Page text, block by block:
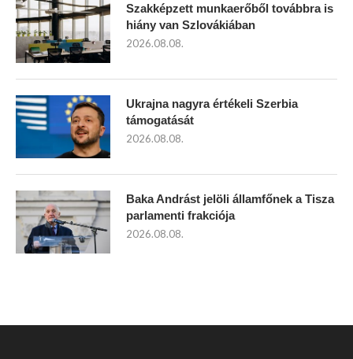
Szakképzett munkaerőből továbbra is
hiány van Szlovákiában
2026.08.08.
Ukrajna nagyra értékeli Szerbia
támogatását
2026.08.08.
Baka Andrást jelöli államfőnek a Tisza
parlamenti frakciója
2026.08.08.